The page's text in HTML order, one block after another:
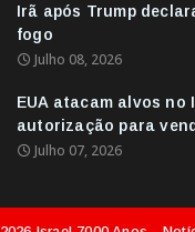
Irã após Trump
fogo
Julho 08, 2026
EUA atacam alvos no
autorização para
Julho 07, 2026